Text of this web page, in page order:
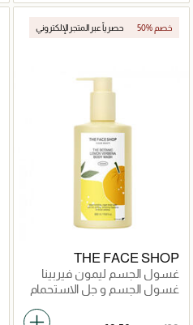
50% خصم حصرياً عبر المتجر الإلكتروني
THE FACE SHOP
غسول الجسم ليمون فيربينا
غسول الجسم و جل الاستحمام